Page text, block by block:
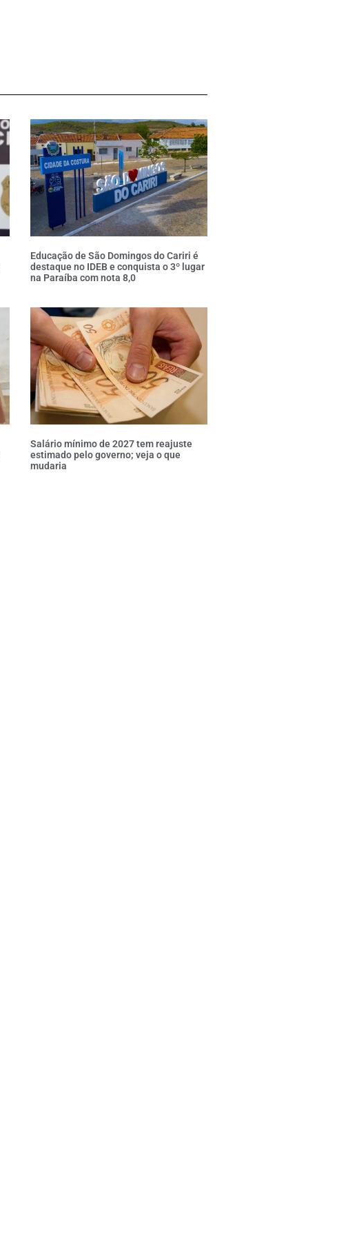
Educação de São Domingos do Cariri é
destaque no IDEB e conquista o 3º lugar
na Paraíba com nota 8,0
Salário mínimo de 2027 tem reajuste
estimado pelo governo; veja o que
mudaria